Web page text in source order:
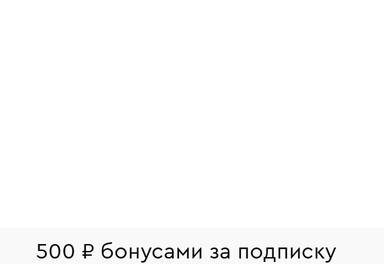
500 ₽ бонусами за подписку